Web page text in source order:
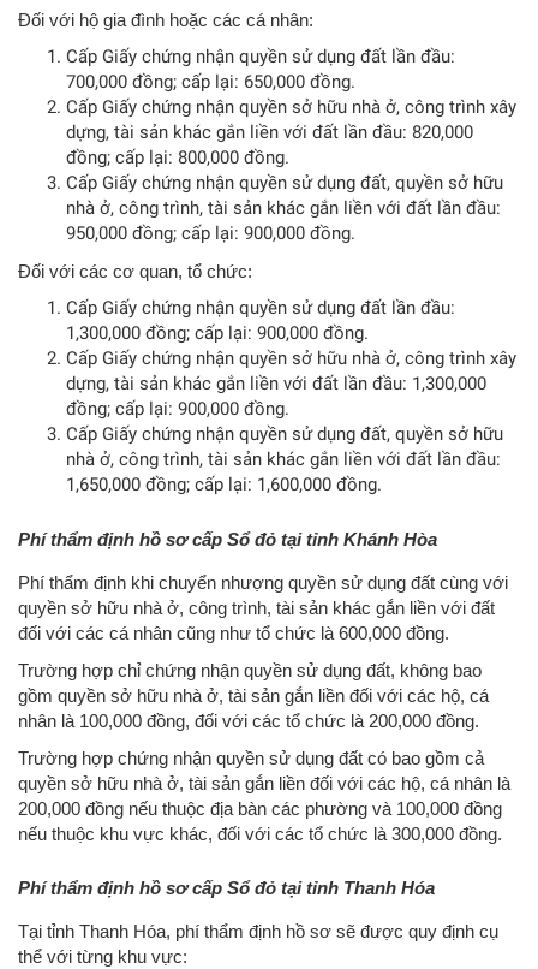
Đối với hộ gia đình hoặc các cá nhân:
Cấp Giấy chứng nhận quyền sử dụng đất lần đầu:
700,000 đồng; cấp lại: 650,000 đồng.
Cấp Giấy chứng nhận quyền sở hữu nhà ở, công trình xây
dựng, tài sản khác gắn liền với đất lần đầu: 820,000
đồng; cấp lại: 800,000 đồng.
Cấp Giấy chứng nhận quyền sử dụng đất, quyền sở hữu
nhà ở, công trình, tài sản khác gắn liền với đất lần đầu:
950,000 đồng; cấp lại: 900,000 đồng.
Đối với các cơ quan, tổ chức:
Cấp Giấy chứng nhận quyền sử dụng đất lần đầu:
1,300,000 đồng; cấp lại: 900,000 đồng.
Cấp Giấy chứng nhận quyền sở hữu nhà ở, công trình xây
dựng, tài sản khác gắn liền với đất lần đầu: 1,300,000
đồng; cấp lại: 900,000 đồng.
Cấp Giấy chứng nhận quyền sử dụng đất, quyền sở hữu
nhà ở, công trình, tài sản khác gắn liền với đất lần đầu:
1,650,000 đồng; cấp lại: 1,600,000 đồng.
Phí thẩm định hồ sơ cấp Sổ đỏ tại tỉnh Khánh Hòa
Phí thẩm định khi chuyển nhượng quyền sử dụng đất cùng với
quyền sở hữu nhà ở, công trình, tài sản khác gắn liền với đất
đối với các cá nhân cũng như tổ chức là 600,000 đồng.
Trường hợp chỉ chứng nhận quyền sử dụng đất, không bao
gồm quyền sở hữu nhà ở, tài sản gắn liền đối với các hộ, cá
nhân là 100,000 đồng, đối với các tổ chức là 200,000 đồng.
Trường hợp chứng nhận quyền sử dụng đất có bao gồm cả
quyền sở hữu nhà ở, tài sản gắn liền đối với các hộ, cá nhân là
200,000 đồng nếu thuộc địa bàn các phường và 100,000 đồng
nếu thuộc khu vực khác, đối với các tổ chức là 300,000 đồng.
Phí thẩm định hồ sơ cấp Sổ đỏ tại tỉnh Thanh Hóa
Tại tỉnh Thanh Hóa, phí thẩm định hồ sơ sẽ được quy định cụ
thể với từng khu vực: